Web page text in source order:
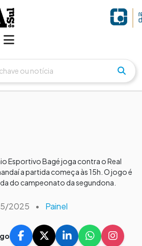
Esportivo Bagé joga contra o Real
a partida começa às 15h. O jogo é
do campeonato da segundona.
2025 • Painel